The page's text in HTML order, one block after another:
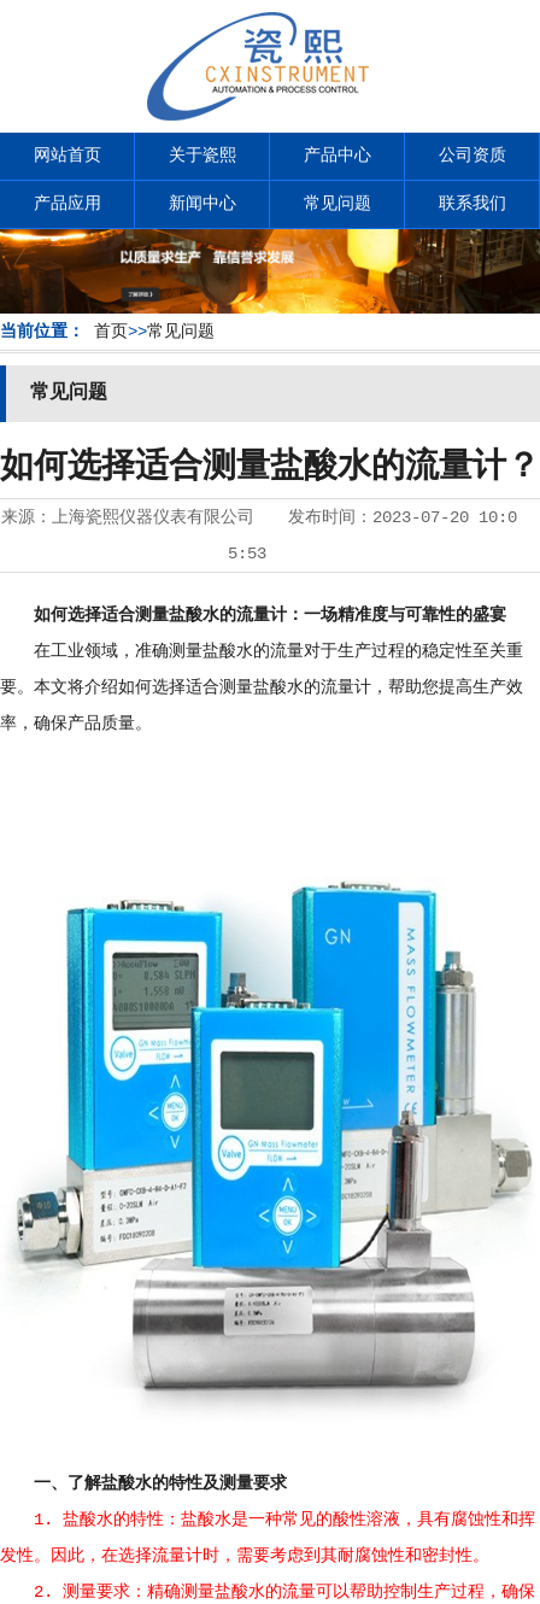
网站首页 关于瓷熙 产品中心 公司资质
产品应用 新闻中心 常见问题 联系我们
当前位置： 首页>>常见问题
常见问题
如何选择适合测量盐酸水的流量计？
来源： 上海瓷熙仪器仪表有限公司 发布时间： 2023-07-20 10:0
5:53
如何选择适合测量盐酸水的流量计：一场精准度与可靠性的盛宴
在工业领域，准确测量盐酸水的流量对于生产过程的稳定性至关重
要。本文将介绍如何选择适合测量盐酸水的流量计，帮助您提高生产效
率，确保产品质量。
一、了解盐酸水的特性及测量要求
1. 盐酸水的特性：盐酸水是一种常见的酸性溶液，具有腐蚀性和挥
发性。因此，在选择流量计时，需要考虑到其耐腐蚀性和密封性。
2. 测量要求：精确测量盐酸水的流量可以帮助控制生产过程，确保